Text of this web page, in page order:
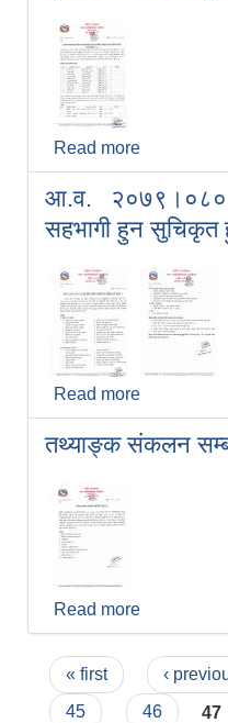
Read more
तालिका
आ.व. २०७९।०८०
सहभागी हुन सुचिकृत
Read more
सहभागी हुन
तथ्याङ्क संकलन
Read more
Pages
« first ‹
45
46 47